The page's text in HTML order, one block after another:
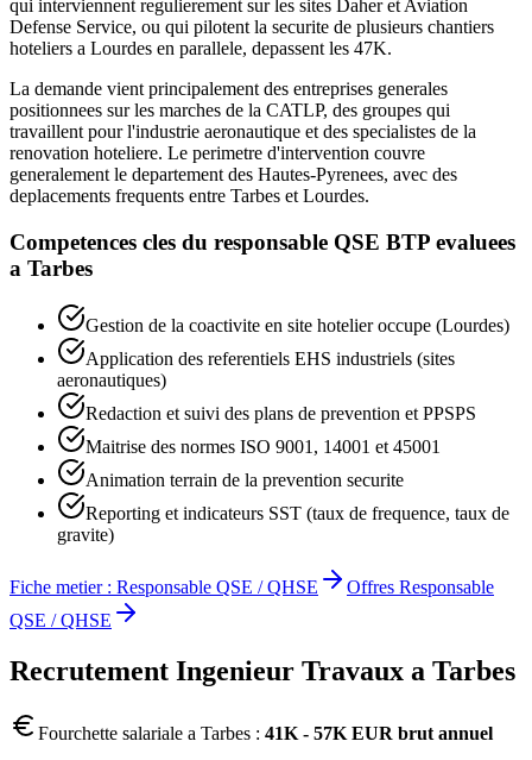
qui interviennent regulierement sur les sites Daher et Aviation
Defense Service, ou qui pilotent la securite de plusieurs chantiers
hoteliers a Lourdes en parallele, depassent les 47K.
La demande vient principalement des entreprises generales
positionnees sur les marches de la CATLP, des groupes qui
travaillent pour l'industrie aeronautique et des specialistes de la
renovation hoteliere. Le perimetre d'intervention couvre
generalement le departement des Hautes-Pyrenees, avec des
deplacements frequents entre Tarbes et Lourdes.
Competences cles du responsable QSE BTP evaluees
a Tarbes
Gestion de la coactivite en site hotelier occupe (Lourdes)
Application des referentiels EHS industriels (sites
aeronautiques)
Redaction et suivi des plans de prevention et PPSPS
Maitrise des normes ISO 9001, 14001 et 45001
Animation terrain de la prevention securite
Reporting et indicateurs SST (taux de frequence, taux de
gravite)
Fiche metier : Responsable QSE / QHSE Offres Responsable
QSE / QHSE
Recrutement Ingenieur Travaux a Tarbes
Fourchette salariale a Tarbes : 41K - 57K EUR brut annuel